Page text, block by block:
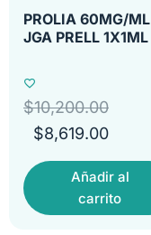
PROLIA 60MG/ML
JGA PRELL 1X1ML
$10,200.00
$8,619.00
Añadir al
carrito